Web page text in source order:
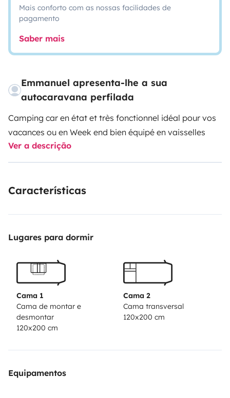
Mais conforto com as nossas facilidades de
pagamento
Saber mais
Emmanuel apresenta-lhe a sua
autocaravana perfilada
Camping car en état et très fonctionnel idéal pour vos
vacances ou en Week end bien équipé en vaisselles
Ver a descrição
Características
Lugares para dormir
Cama 1
Cama de montar e
desmontar
120x200 cm
Cama 2
Cama transversal
120x200 cm
Equipamentos